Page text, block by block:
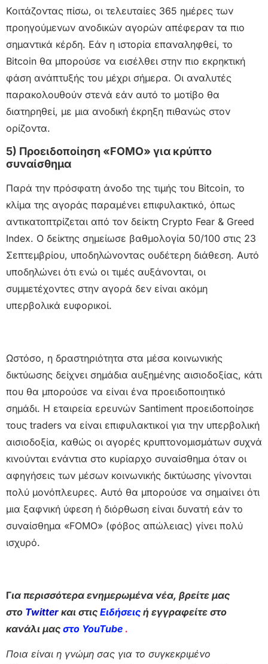
Κοιτάζοντας πίσω, οι τελευταίες 365 ημέρες των
προηγούμενων ανοδικών αγορών απέφεραν τα πιο
σημαντικά κέρδη. Εάν η ιστορία επαναληφθεί, το
Bitcoin θα μπορούσε να εισέλθει στην πιο εκρηκτική
φάση ανάπτυξής του μέχρι σήμερα. Οι αναλυτές
παρακολουθούν στενά εάν αυτό το μοτίβο θα
διατηρηθεί, με μια ανοδική έκρηξη πιθανώς στον
ορίζοντα.
5) Προειδοποίηση «FOMO» για κρύπτο
συναίσθημα
Παρά την πρόσφατη άνοδο της τιμής του Bitcoin, το
κλίμα της αγοράς παραμένει επιφυλακτικό, όπως
αντικατοπτρίζεται από τον δείκτη Crypto Fear & Greed
Index. Ο δείκτης σημείωσε βαθμολογία 50/100 στις 23
Σεπτεμβρίου, υποδηλώνοντας ουδέτερη διάθεση. Αυτό
υποδηλώνει ότι ενώ οι τιμές αυξάνονται, οι
συμμετέχοντες στην αγορά δεν είναι ακόμη
υπερβολικά ευφορικοί.
Ωστόσο, η δραστηριότητα στα μέσα κοινωνικής
δικτύωσης δείχνει σημάδια αυξημένης αισιοδοξίας, κάτι
που θα μπορούσε να είναι ένα προειδοποιητικό
σημάδι. Η εταιρεία ερευνών Santiment προειδοποίησε
τους traders να είναι επιφυλακτικοί για την υπερβολική
αισιοδοξία, καθώς οι αγορές κρυπτονομισμάτων συχνά
κινούνται ενάντια στο κυρίαρχο συναίσθημα όταν οι
αφηγήσεις των μέσων κοινωνικής δικτύωσης γίνονται
πολύ μονόπλευρες. Αυτό θα μπορούσε να σημαίνει ότι
μια ξαφνική ύφεση ή διόρθωση είναι δυνατή εάν το
συναίσθημα «FOMO» (φόβος απώλειας) γίνει πολύ
ισχυρό.
Για περισσότερα ενημερωμένα νέα, βρείτε μας
στο Twitter και στις Ειδήσεις ή εγγραφείτε στο
κανάλι μας στο YouTube .
Ποια είναι η γνώμη σας για το συγκεκριμένο